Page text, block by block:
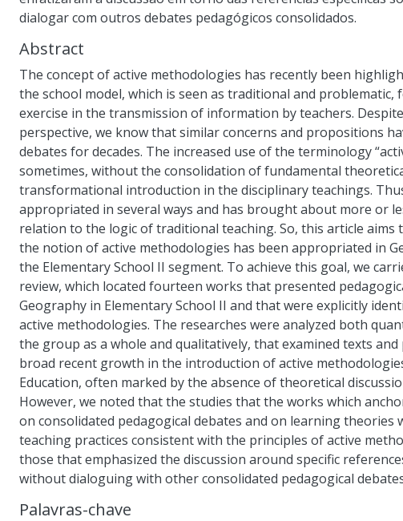
dialogar com outros debates pedagógicos consolidados.
Abstract
The concept of active methodologies has recently been
the school model, which is seen as traditional and
exercise in the transmission of information by teachers.
perspective, we know that similar concerns and propositions
debates for decades. The increased use of the terminology
sometimes, without the consolidation of fundamental
transformational introduction in the disciplinary teachings.
appropriated in several ways and has brought about more or
relation to the logic of traditional teaching. So, this article aims
the notion of active methodologies has been appropriated in
the Elementary School II segment. To achieve this goal, we
review, which located fourteen works that presented
Geography in Elementary School II and that were explicitly
active methodologies. The researches were analyzed both
the group as a whole and qualitatively, that examined texts
broad recent growth in the introduction of active
Education, often marked by the absence of theoretical
However, we noted that the studies that the works which
on consolidated pedagogical debates and on learning theories
teaching practices consistent with the principles of active
those that emphasized the discussion around specific
without dialoguing with other consolidated pedagogical
Palavras-chave